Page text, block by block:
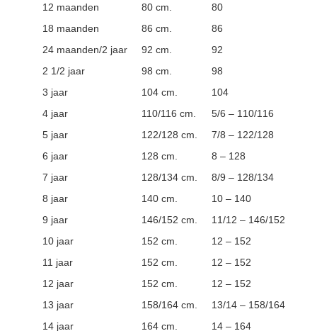
12 maanden
80 cm.
80
18 maanden
86 cm.
86
24 maanden/2 jaar
92 cm.
92
2 1/2 jaar
98 cm.
98
3 jaar
104 cm.
104
4 jaar
110/116 cm.
5/6 – 110/116
5 jaar
122/128 cm.
7/8 – 122/128
6 jaar
128 cm.
8 – 128
7 jaar
128/134 cm.
8/9 – 128/134
8 jaar
140 cm.
10 – 140
9 jaar
146/152 cm.
11/12 – 146/152
10 jaar
152 cm.
12 – 152
11 jaar
152 cm.
12 – 152
12 jaar
152 cm.
12 – 152
13 jaar
158/164 cm.
13/14 – 158/164
14 jaar
164 cm. 14 – 164